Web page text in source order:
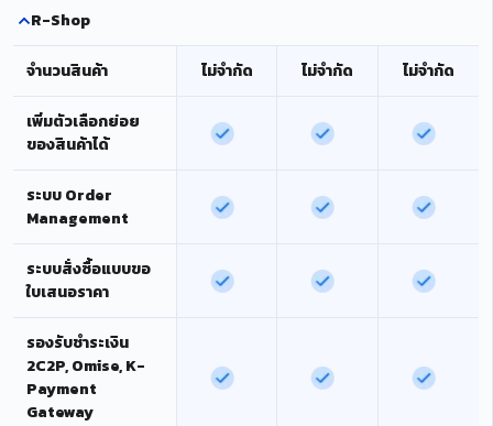
R-Shop
จำนวนสินค้า ไม่จำกัด ไม่จำกัด ไม่จำกัด
เพิ่มตัวเลือกย่อย
ของสินค้าได้
ระบบ Order
Management
ระบบสั่งซื้อแบบขอ
ใบเสนอราคา
รองรับชำระเงิน
2C2P, Omise, K-
Payment
Gateway